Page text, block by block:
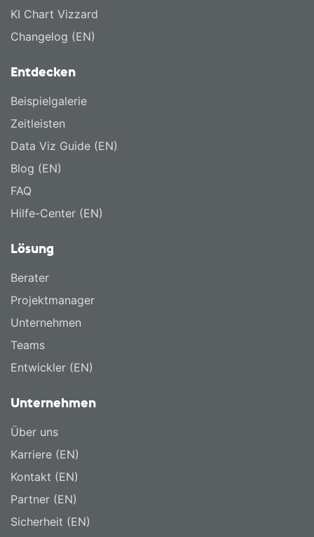
KI Chart Vizzard
Changelog (EN)
Entdecken
Beispielgalerie
Zeitleisten
Data Viz Guide (EN)
Blog (EN)
FAQ
Hilfe-Center (EN)
Lösung
Berater
Projektmanager
Unternehmen
Teams
Entwickler (EN)
Unternehmen
Über uns
Karriere (EN)
Kontakt (EN)
Partner (EN)
Sicherheit (EN)